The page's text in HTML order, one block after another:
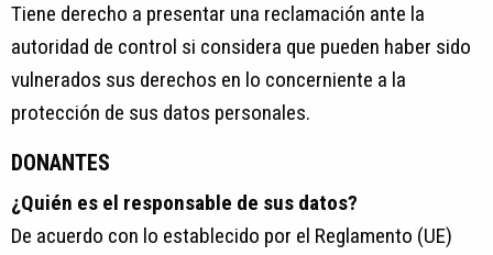
Tiene derecho a presentar una reclamación ante la
autoridad de control si considera que pueden haber sido
vulnerados sus derechos en lo concerniente a la
protección de sus datos personales.
DONANTES
¿Quién es el responsable de sus datos?
De acuerdo con lo establecido por el Reglamento (UE)